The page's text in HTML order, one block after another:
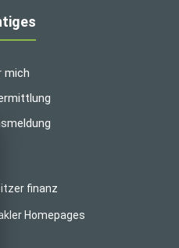
mich
finanz
Homepages